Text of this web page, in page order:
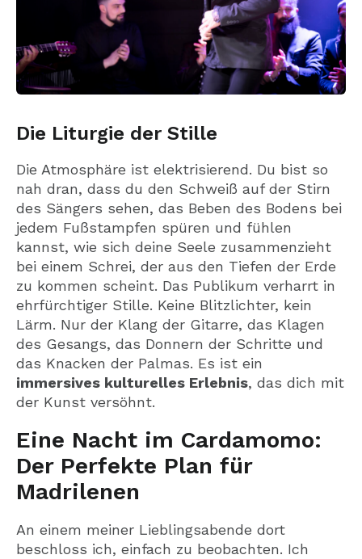
Die Liturgie der Stille
Die Atmosphäre ist elektrisierend. Du bist so
nah dran, dass du den Schweiß auf der Stirn
des Sängers sehen, das Beben des Bodens bei
jedem Fußstampfen spüren und fühlen
kannst, wie sich deine Seele zusammenzieht
bei einem Schrei, der aus den Tiefen der Erde
zu kommen scheint. Das Publikum verharrt in
ehrfürchtiger Stille. Keine Blitzlichter, kein
Lärm. Nur der Klang der Gitarre, das Klagen
des Gesangs, das Donnern der Schritte und
das Knacken der Palmas. Es ist ein
immersives kulturelles Erlebnis, das dich mit
der Kunst versöhnt.
Eine Nacht im Cardamomo:
Der Perfekte Plan für
Madrilenen
An einem meiner Lieblingsabende dort
beschloss ich, einfach zu beobachten. Ich